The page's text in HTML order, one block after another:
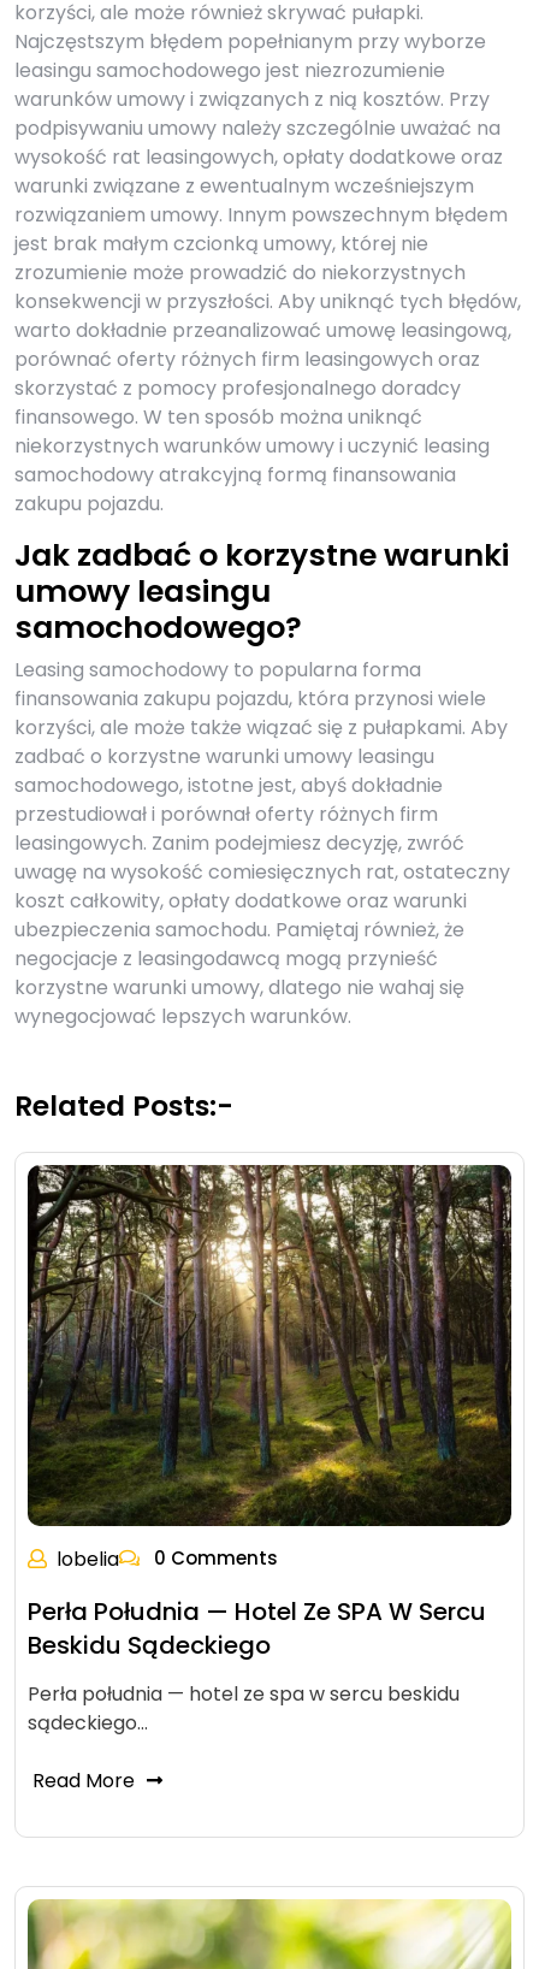
korzyści, ale może również skrywać pułapki.
Najczęstszym błędem popełnianym przy wyborze
leasingu samochodowego jest niezrozumienie
warunków umowy i związanych z nią kosztów. Przy
podpisywaniu umowy należy szczególnie uważać na
wysokość rat leasingowych, opłaty dodatkowe oraz
warunki związane z ewentualnym wcześniejszym
rozwiązaniem umowy. Innym powszechnym błędem
jest brak małym czcionką umowy, której nie
zrozumienie może prowadzić do niekorzystnych
konsekwencji w przyszłości. Aby uniknąć tych błędów,
warto dokładnie przeanalizować umowę leasingową,
porównać oferty różnych firm leasingowych oraz
skorzystać z pomocy profesjonalnego doradcy
finansowego. W ten sposób można uniknąć
niekorzystnych warunków umowy i uczynić leasing
samochodowy atrakcyjną formą finansowania
zakupu pojazdu.
Jak zadbać o korzystne warunki
umowy leasingu
samochodowego?
Leasing samochodowy to popularna forma
finansowania zakupu pojazdu, która przynosi wiele
korzyści, ale może także wiązać się z pułapkami. Aby
zadbać o korzystne warunki umowy leasingu
samochodowego, istotne jest, abyś dokładnie
przestudiował i porównał oferty różnych firm
leasingowych. Zanim podejmiesz decyzję, zwróć
uwagę na wysokość comiesięcznych rat, ostateczny
koszt całkowity, opłaty dodatkowe oraz warunki
ubezpieczenia samochodu. Pamiętaj również, że
negocjacje z leasingodawcą mogą przynieść
korzystne warunki umowy, dlatego nie wahaj się
wynegocjować lepszych warunków.
Related Posts:-
lobelia 0 Comments
Perła Południa — Hotel Ze SPA W Sercu
Beskidu Sądeckiego
Perła południa — hotel ze spa w sercu beskidu
sądeckiego…
Read More